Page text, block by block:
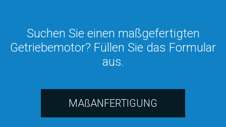
Suchen Sie einen maßgefertigten
Getriebemotor? Füllen Sie das Formular
aus.
MAßANFERTIGUNG